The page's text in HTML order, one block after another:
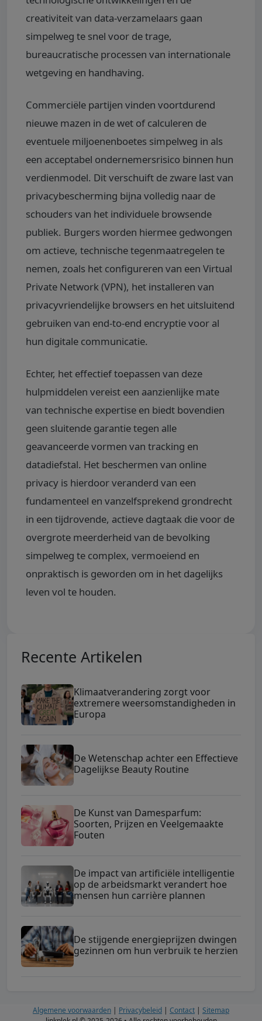
creativiteit van data-verzamelaars gaan
simpelweg te snel voor de trage,
bureaucratische processen van internationale
wetgeving en handhaving.
Commerciële partijen vinden voortdurend
nieuwe mazen in de wet of calculeren de
eventuele miljoenenboetes simpelweg in als
een acceptabel ondernemersrisico binnen hun
verdienmodel. Dit verschuift de zware last van
privacybescherming bijna volledig naar de
schouders van het individuele browsende
publiek. Burgers worden hiermee gedwongen
om actieve, technische tegenmaatregelen te
nemen, zoals het configureren van een Virtual
Private Network (VPN), het installeren van
privacyvriendelijke browsers en het uitsluitend
gebruiken van end-to-end encryptie voor al
hun digitale communicatie.
Echter, het effectief toepassen van deze
hulpmiddelen vereist een aanzienlijke mate
van technische expertise en biedt bovendien
geen sluitende garantie tegen alle
geavanceerde vormen van tracking en
datadiefstal. Het beschermen van online
privacy is hierdoor veranderd van een
fundamenteel en vanzelfsprekend grondrecht
in een tijdrovende, actieve dagtaak die voor de
overgrote meerderheid van de bevolking
simpelweg te complex, vermoeiend en
onpraktisch is geworden om in het dagelijks
leven vol te houden.
Recente Artikelen
Klimaatverandering zorgt voor
extremere weersomstandigheden in
Europa
De Wetenschap achter een Effectieve
Dagelijkse Beauty Routine
De Kunst van Damesparfum:
Soorten, Prijzen en Veelgemaakte
Fouten
De impact van artificiële intelligentie
op de arbeidsmarkt verandert hoe
mensen hun carrière plannen
De stijgende energieprijzen dwingen
gezinnen om hun verbruik te herzien
Algemene voorwaarden | Privacybeleid | Contact | Sitemap